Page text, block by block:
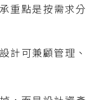
重點是按需求分
計可兼顧管理、